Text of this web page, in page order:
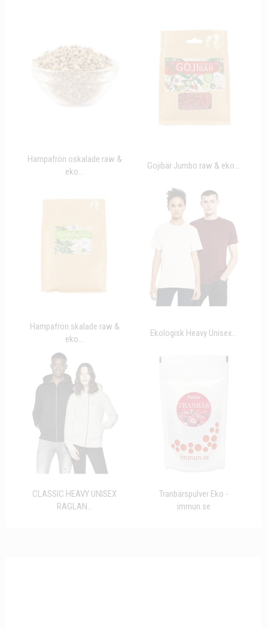
Hampafrön oskalade raw &
eko...
Gojibär Jumbo raw & eko...
Hampafrön skalade raw &
eko...
Ekologisk Heavy Unisex...
CLASSIC HEAVY UNISEX
RAGLAN...
Tranbärspulver Eko -
immun.se